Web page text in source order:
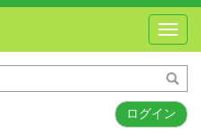
ログイン